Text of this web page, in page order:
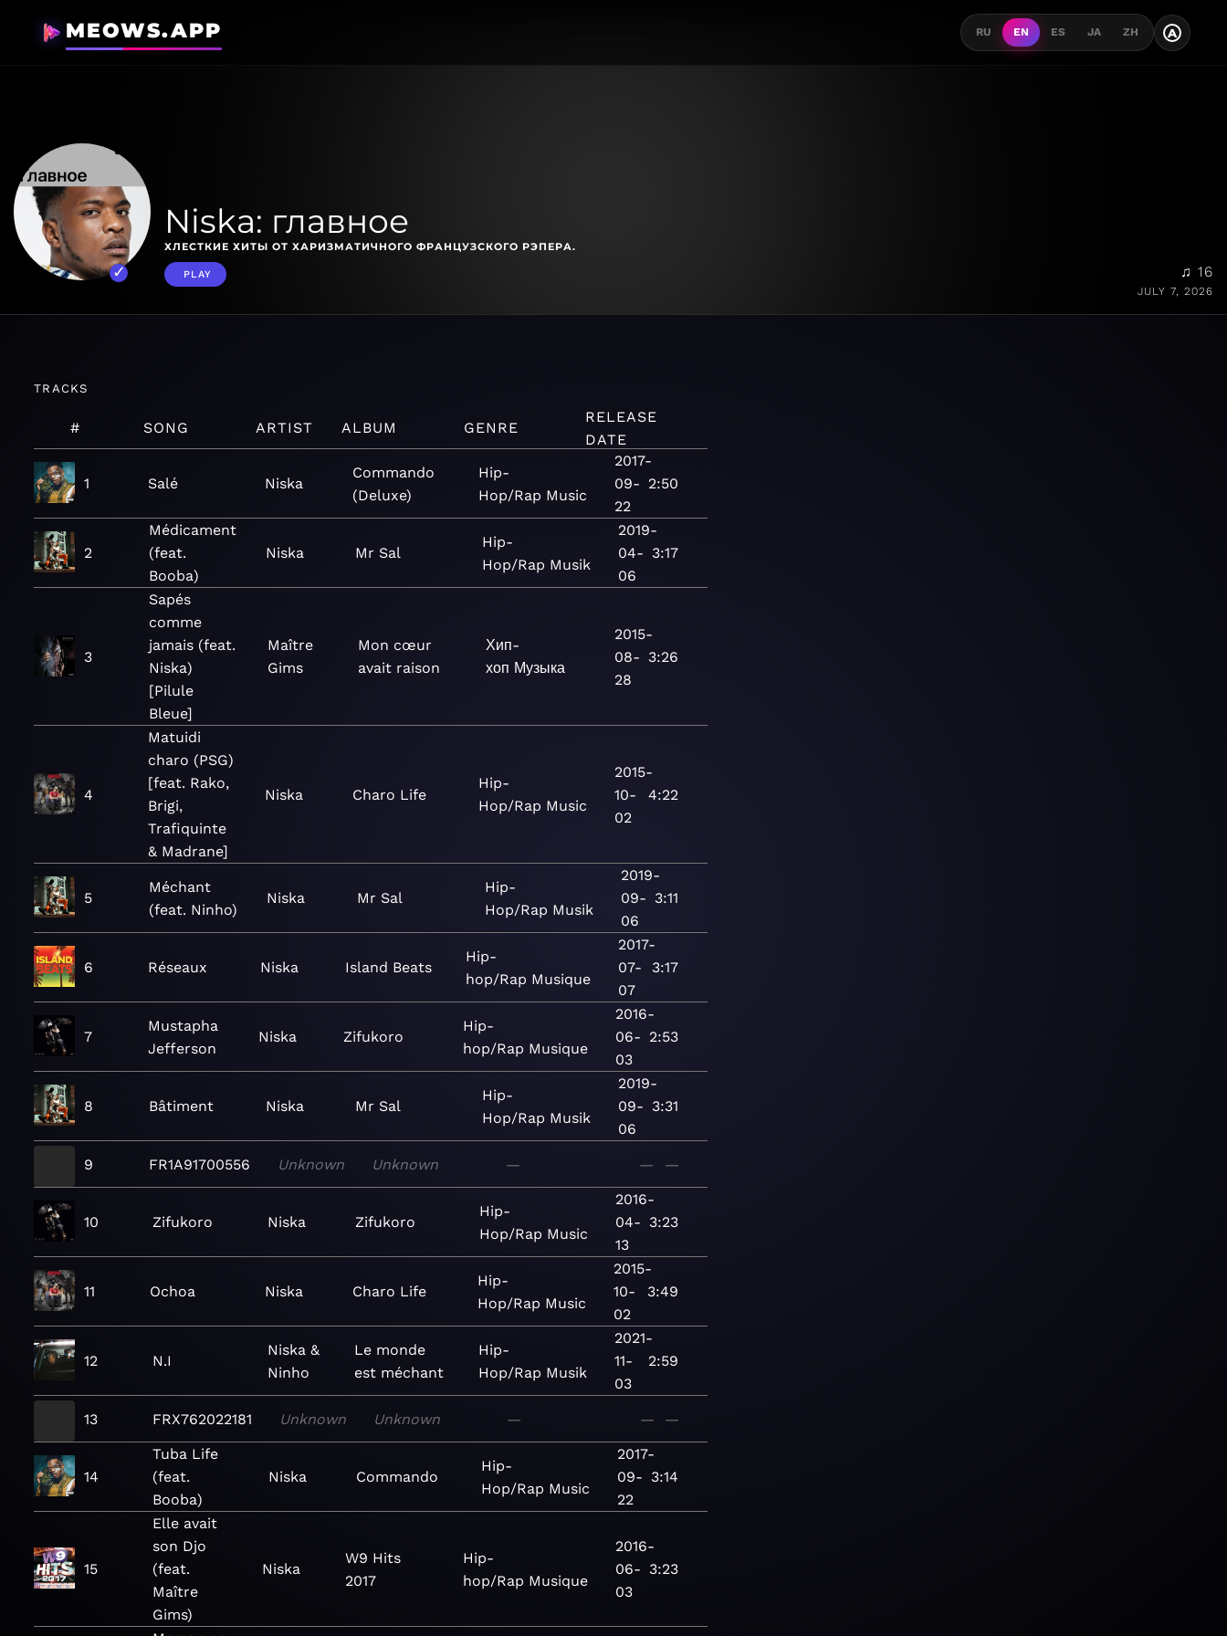
MEOWS.APP RU EN ES JA ZH A
Niska: главное
ХЛЕСТКИЕ ХИТЫ ОТ ХАРИЗМАТИЧНОГО ФРАНЦУЗСКОГО РЭПЕРА.
PLAY ♫ 16
JULY 7, 2026
TRACKS
# SONG ARTIST ALBUM GENRE
RELEASE
DATE
1 Salé Niska
Commando
(Deluxe)
Hip-
Hop/Rap Music
2017-
09-
22
2:50
2
Médicament
(feat.
Booba)
Niska Mr Sal
Hip-
Hop/Rap Musik
2019-
04-
06
3:17
3
Sapés
comme
jamais (feat.
Niska)
[Pilule
Bleue]
Maître
Gims
Mon cœur
avait raison
Хип-
хоп Музыка
2015-
08-
28
3:26
4
Matuidi
charo (PSG)
[feat. Rako,
Brigi,
Trafiquinte
& Madrane]
Niska Charo Life
Hip-
Hop/Rap Music
2015-
10-
02
4:22
5
Méchant
(feat. Ninho)
Niska Mr Sal
Hip-
Hop/Rap Musik
2019-
09-
06
3:11
6 Réseaux Niska Island Beats
Hip-
hop/Rap Musique
2017-
07-
07
3:17
7
Mustapha
Jefferson
Niska Zifukoro
Hip-
hop/Rap Musique
2016-
06-
03
2:53
8 Bâtiment Niska Mr Sal
Hip-
Hop/Rap Musik
2019-
09-
06
3:31
9 FR1A91700556 Unknown Unknown — — —
10 Zifukoro Niska Zifukoro
Hip-
Hop/Rap Music
2016-
04-
13
3:23
11 Ochoa Niska Charo Life
Hip-
Hop/Rap Music
2015-
10-
02
3:49
12 N.I
Niska &
Ninho
Le monde
est méchant
Hip-
Hop/Rap Musik
2021-
11-
03
2:59
13 FRX762022181 Unknown Unknown — — —
14
Tuba Life
(feat.
Booba)
Niska Commando
Hip-
Hop/Rap Music
2017-
09-
22
3:14
15
Elle avait
son Djo
(feat.
Maître
Gims)
Niska
W9 Hits
2017
Hip-
hop/Rap Musique
2016-
06-
03
3:23